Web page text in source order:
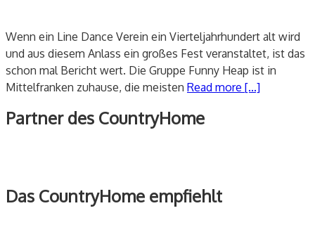
Wenn ein Line Dance Verein ein Vierteljahrhundert alt wird
und aus diesem Anlass ein großes Fest veranstaltet, ist das
schon mal Bericht wert. Die Gruppe Funny Heap ist in
Mittelfranken zuhause, die meisten Read more [...]
Partner des CountryHome
Das CountryHome empfiehlt